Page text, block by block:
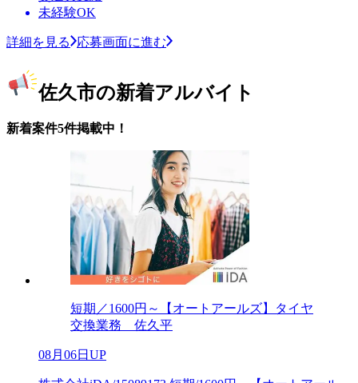
未経験OK
詳細を見る 応募画面に進む
佐久市の新着アルバイト
新着案件5件掲載中！
短期／1600円～【オートアールズ】タイヤ
交換業務 佐久平
08月06日UP